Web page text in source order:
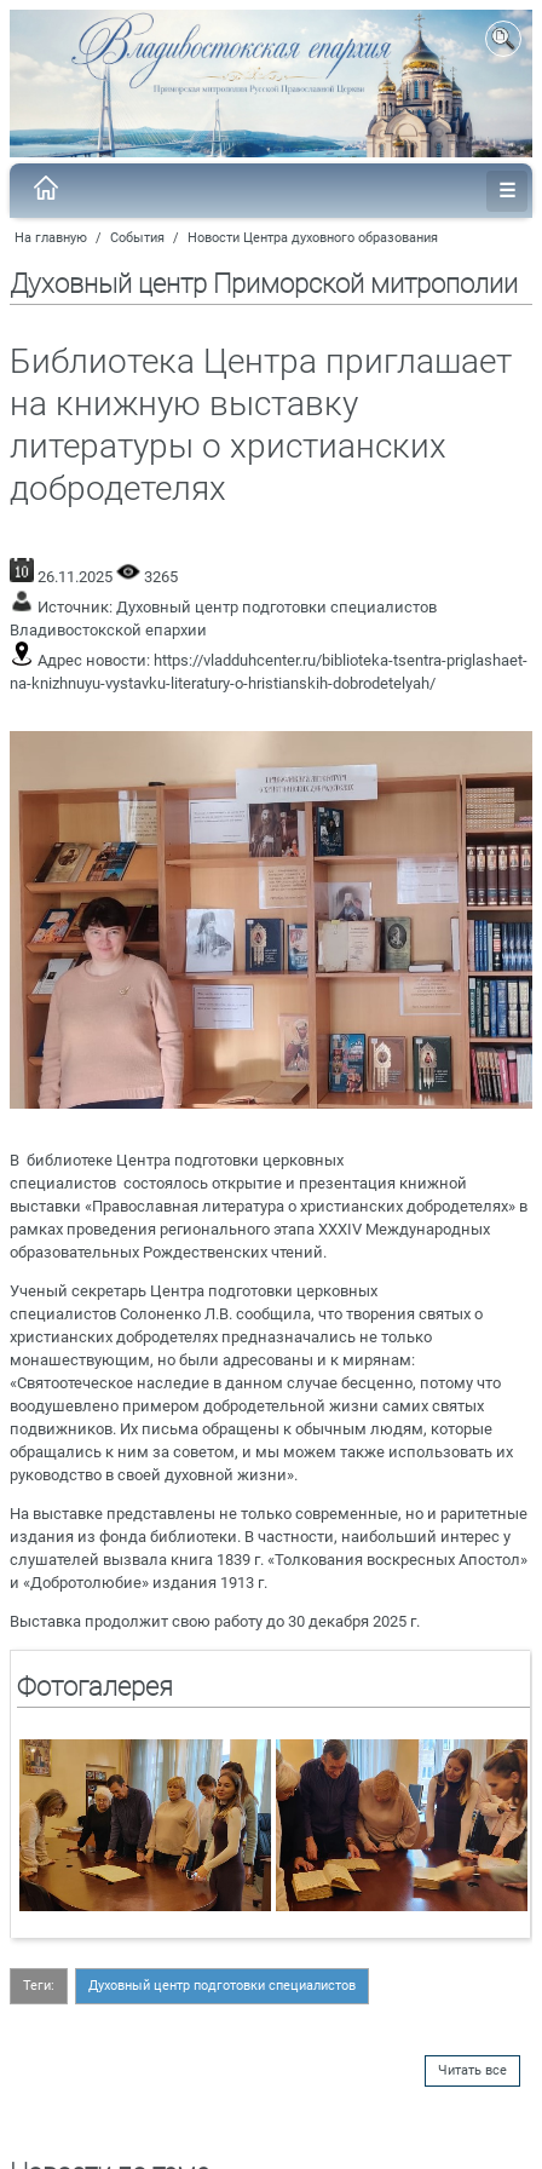
На главную / События / Новости Центра духовного образования
Духовный центр Приморской митрополии
Библиотека Центра приглашает
на книжную выставку
литературы о христианских
добродетелях
26.11.2025
3265
Источник: Духовный центр подготовки специалистов
Владивостокской епархии
Адрес новости: https://vladduhcenter.ru/biblioteka-tsentra-priglashaet-
na-knizhnuyu-vystavku-literatury-o-hristianskih-dobrodetelyah/
В библиотеке Центра подготовки церковных
специалистов состоялось открытие и презентация книжной
выставки «Православная литература о христианских добродетелях» в
рамках проведения регионального этапа XXXIV Международных
образовательных Рождественских чтений.
Ученый секретарь Центра подготовки церковных
специалистов Солоненко Л.В. сообщила, что творения святых о
христианских добродетелях предназначались не только
монашествующим, но были адресованы и к мирянам:
«Святоотеческое наследие в данном случае бесценно, потому что
воодушевлено примером добродетельной жизни самих святых
подвижников. Их письма обращены к обычным людям, которые
обращались к ним за советом, и мы можем также использовать их
руководство в своей духовной жизни».
На выставке представлены не только современные, но и раритетные
издания из фонда библиотеки. В частности, наибольший интерес у
слушателей вызвала книга 1839 г. «Толкования воскресных Апостол»
и «Добротолюбие» издания 1913 г.
Выставка продолжит свою работу до 30 декабря 2025 г.
Фотогалерея
Теги: Духовный центр подготовки специалистов
Читать все